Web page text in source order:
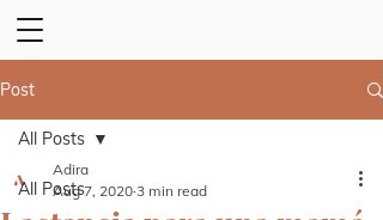
Post
All Posts
All Posts
Adira
Aug 7, 2020 3 min read